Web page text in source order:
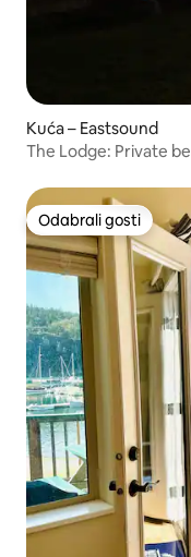
Kuća – Eastsound
The Lodge: Private
Odabrali gosti
Odabrali gosti